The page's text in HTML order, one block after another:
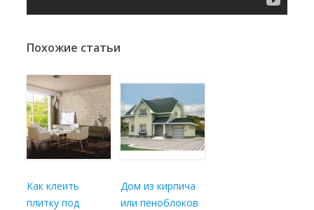
Похожие статьи
Как клеить
плитку под
Дом из кирпича
или пеноблоков